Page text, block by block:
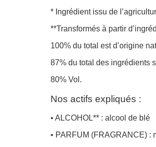
* Ingrédient issu de
**Transformés à partir
100% du total est d’origine
87% du total des ingrédients
80% Vol.
Nos actifs expliqués :
• ALCOHOL** : alcool de blé
• PARFUM (FRAGRANCE) :